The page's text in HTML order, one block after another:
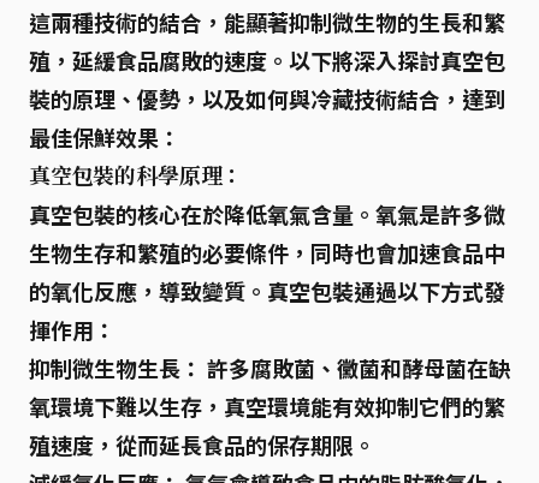
這兩種技術的結合，能顯著抑制微生物的生長和繁
殖，延緩食品腐敗的速度。以下將深入探討真空包
裝的原理、優勢，以及如何與冷藏技術結合，達到
最佳保鮮效果：
真空包裝的科學原理：
真空包裝的核心在於降低氧氣含量 。氧氣是許多微
生物生存和繁殖的必要條件，同時也會加速食品中
的氧化反應，導致變質。真空包裝通過以下方式發
揮作用：
抑制微生物生長： 許多腐敗菌、黴菌和酵母菌在缺
氧環境下難以生存，真空環境能有效抑制它們的繁
殖速度，從而延長食品的保存期限。